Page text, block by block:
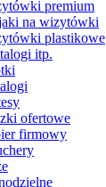
premium
na wizytówki
plastikowe
itp.
ofertowe
firmowy